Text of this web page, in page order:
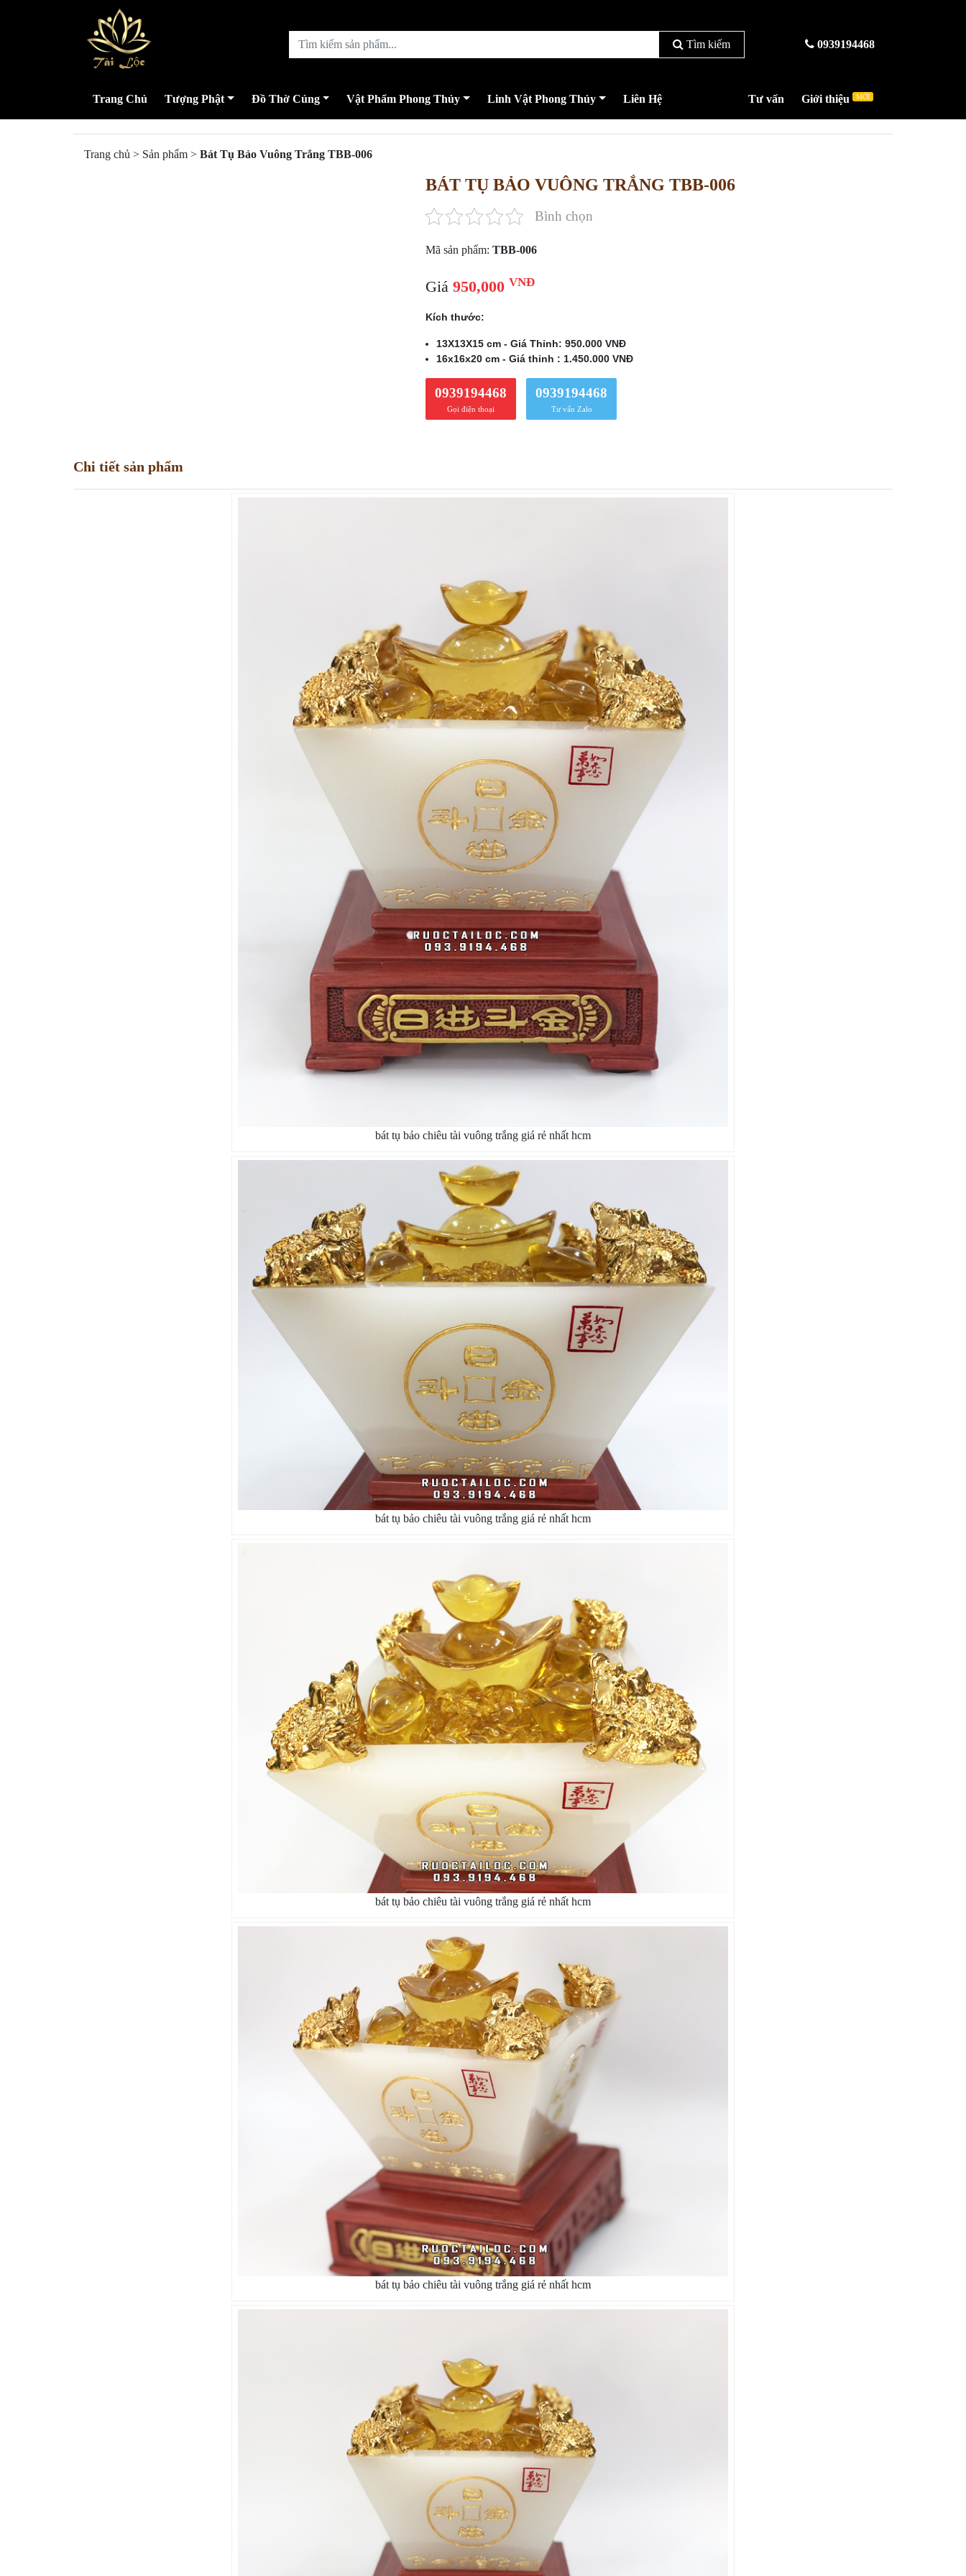
Tìm kiếm 0939194468
Trang Chủ Tượng Phật Đồ Thờ Cúng Vật Phẩm Phong Thủy Linh Vật Phong Thủy Liên Hệ Tư vấn Giới thiệu MỚI
Trang chủ > Sản phẩm > Bát Tụ Bảo Vuông Trắng TBB-006
BÁT TỤ BẢO VUÔNG TRẮNG TBB-006
Bình chọn
Mã sản phẩm: TBB-006
Giá 950,000 VNĐ
Kích thước:
13X13X15 cm - Giá Thỉnh: 950.000 VNĐ
16x16x20 cm - Giá thỉnh : 1.450.000 VNĐ
0939194468
Gọi điện thoại
0939194468
Tư vấn Zalo
Chi tiết sản phẩm
bát tụ bảo chiêu tài vuông trắng giá rẻ nhất hcm
bát tụ bảo chiêu tài vuông trắng giá rẻ nhất hcm
bát tụ bảo chiêu tài vuông trắng giá rẻ nhất hcm
bát tụ bảo chiêu tài vuông trắng giá rẻ nhất hcm